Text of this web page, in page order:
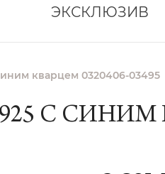
ЭКСКЛЮЗИВ
кварцем 0320406-03495
С СИНИМ